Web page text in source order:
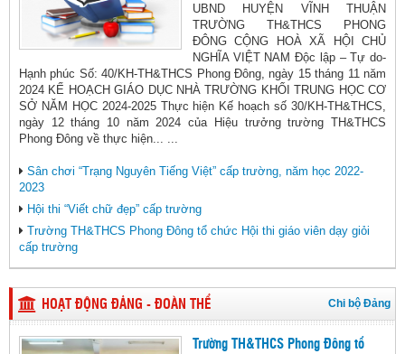
UBND HUYỆN VĨNH THUẬN
TRƯỜNG TH&THCS PHONG
ĐÔNG CỘNG HOÀ XÃ HỘI CHỦ
NGHĨA VIỆT NAM Độc lập – Tự do-
Hạnh phúc Số: 40/KH-TH&THCS Phong Đông, ngày 15 tháng 11 năm
2024 KẾ HOẠCH GIÁO DỤC NHÀ TRƯỜNG KHỐI TRUNG HỌC CƠ
SỞ NĂM HỌC 2024-2025 Thực hiện Kế hoạch số 30/KH-TH&THCS,
ngày 12 tháng 10 năm 2024 của Hiệu trưởng trường TH&THCS
Phong Đông về thực hiện... ...
Sân chơi “Trạng Nguyên Tiếng Việt” cấp trường, năm học 2022-
2023
Hội thi “Viết chữ đẹp” cấp trường
Trường TH&THCS Phong Đông tổ chức Hội thi giáo viên dạy giỏi
cấp trường
HOẠT ĐỘNG ĐẢNG - ĐOÀN THỂ Chi bộ Đảng
Trường TH&THCS Phong Đông tổ